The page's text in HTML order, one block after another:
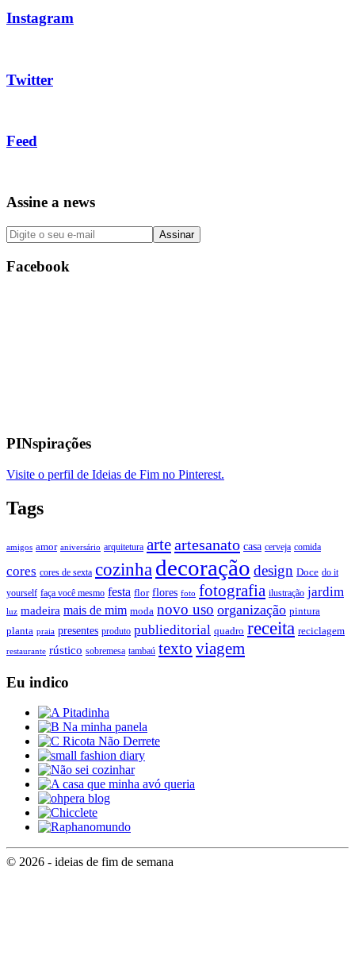
Instagram
Twitter
Feed
Assine a news
Facebook
PINspirações
Visite o perfil de Ideias de Fim no Pinterest.
Tags
amigos amor aniversário arquitetura arteartesanato casa cerveja comida
cores cores de sexta cozinha decoração design Doce do it
yourself faça você mesmo festa flor flores foto fotografia ilustração jardim
luz madeira mais de mim moda novo uso organização pintura
planta praia presentes produto publieditorial quadro receita reciclagem
restaurante rústico sobremesa tambaú texto viagem
Eu indico
© 2026 - ideias de fim de semana